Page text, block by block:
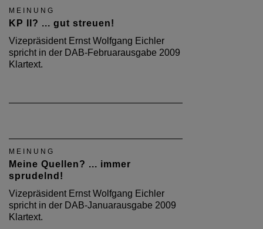
MEINUNG
KP II? ... gut streuen!
Vizepräsident Ernst Wolfgang Eichler
spricht in der DAB-Februarausgabe 2009
Klartext.
MEINUNG
Meine Quellen? ... immer
sprudelnd!
Vizepräsident Ernst Wolfgang Eichler
spricht in der DAB-Januarausgabe 2009
Klartext.